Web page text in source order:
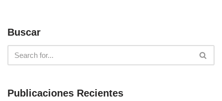
Buscar
Publicaciones Recientes